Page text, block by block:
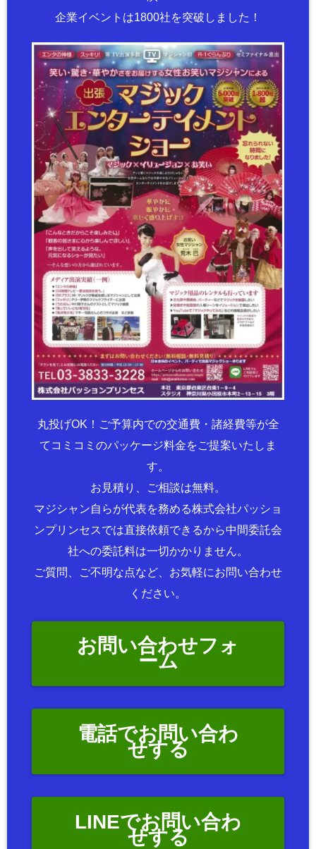
企業イベントは1800社を突破しました！
丸投げOK！ご予算内での交通費・諸経費等が全
てコミコミのパッケージ料金をご提案いたしま
す。
お見積り、ご相談は無料。
マジシャン自らが代表を務める株式会社パッショ
ンプリンセスでは直接依頼できるから中間委託会
社への委託料は一切かかりません。
ご質問、ご不明な点など、お気軽にお問い合わせ
ください。
お問い合わせフォ
ーム
電話でお問い合わ
せする
LINEでお問い合わ
せする